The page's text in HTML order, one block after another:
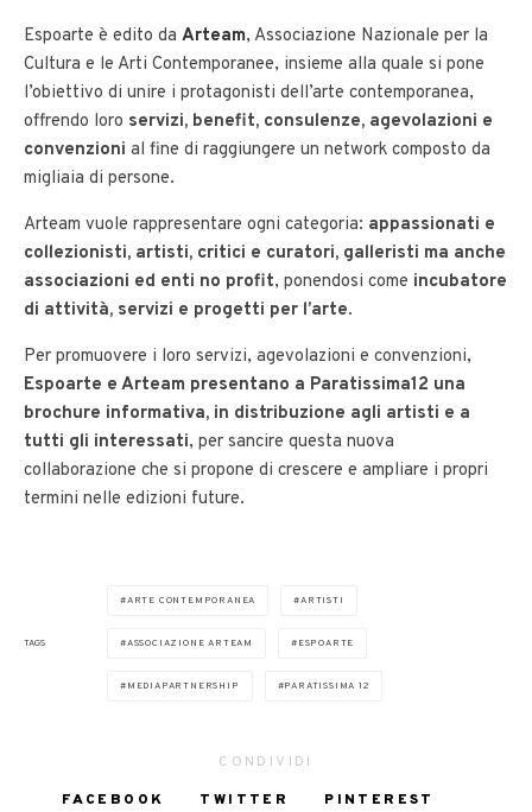
Espoarte è edito da Arteam, Associazione Nazionale per la
Cultura e le Arti Contemporanee, insieme alla quale si pone
l’obiettivo di unire i protagonisti dell’arte contemporanea,
offrendo loro servizi, benefit, consulenze, agevolazioni e
convenzioni al fine di raggiungere un network composto da
migliaia di persone.
Arteam vuole rappresentare ogni categoria: appassionati e
collezionisti, artisti, critici e curatori, galleristi ma anche
associazioni ed enti no profit, ponendosi come incubatore
di attività, servizi e progetti per l’arte.
Per promuovere i loro servizi, agevolazioni e convenzioni,
Espoarte e Arteam presentano a Paratissima12 una
brochure informativa, in distribuzione agli artisti e a
tutti gli interessati, per sancire questa nuova
collaborazione che si propone di crescere e ampliare i propri
termini nelle edizioni future.
TAGS
ARTE CONTEMPORANEA ARTISTI
ASSOCIAZIONE ARTEAM ESPOARTE
MEDIAPARTNERSHIP PARATISSIMA 12
CONDIVIDI
FACEBOOK
TWITTER PINTEREST